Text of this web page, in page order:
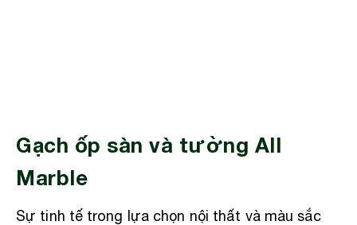
Gạch ốp sàn và tường All
Marble
Sự tinh tế trong lựa chọn nội thất và màu sắc